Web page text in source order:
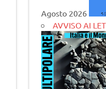
Agosto 2026
AVVISO AI